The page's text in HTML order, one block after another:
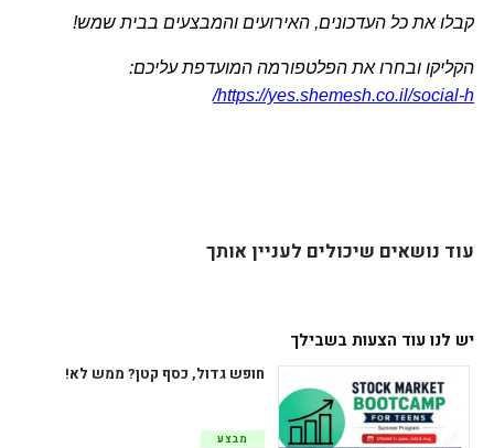
קבלו את כל העדכונים, האירועים והמבצעים בבית שמש!
הקליקו ובחרו את הפלטפורמה המועדפת עליכם:
https://yes.shemesh.co.il/social-h/
עוד נושאים שיכולים לעניין אותך
יש לנו עוד הצעות בשבילך
חופש גדול, כסף קטן? ממש לא!
מבצע